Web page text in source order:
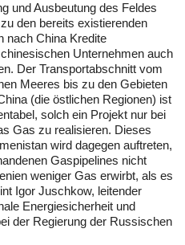
und Ausbeutung des Feldes
den bereits existierenden
nach China Kredite
Unternehmen auch
Der Transportabschnitt vom
Meeres bis zu den Gebieten
(die östlichen Regionen) ist
solch ein Projekt nur bei
Gas zu realisieren. Dieses
wird dagegen auftreten,
Gaspipelines nicht
weniger Gas erwirbt, als es
Igor Juschkow, leitender
Energiesicherheit und
der Regierung der Russischen